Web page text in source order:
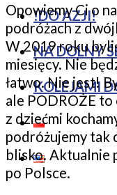
!DO AZJI!
NA DOLNY
KOLEJAMI
Opowiemy Ci o
podróżach z
W 2019 roku
miesięcy. Nie
łatwo. Nie jest!
ale PODROŻE
z dziećmi
podróżujemy tak
blisko. Aktualnie
po Polsce.